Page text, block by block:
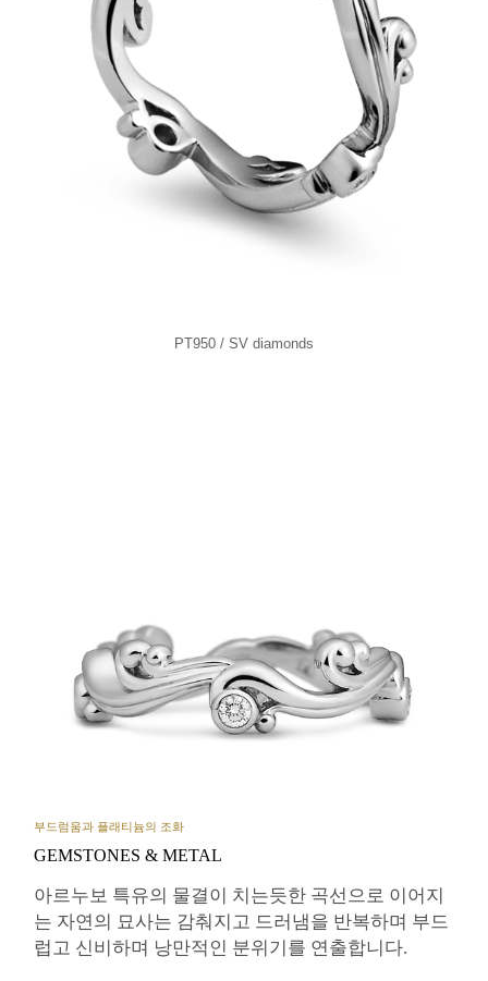
PT950 / SV diamonds
부드럼움과 플래티늄의 조화
GEMSTONES & METAL
아르누보 특유의 물결이 치는듯한 곡선으로 이어지
는 자연의 묘사는 감춰지고 드러냄을 반복하며 부드
럽고 신비하며 낭만적인 분위기를 연출합니다.